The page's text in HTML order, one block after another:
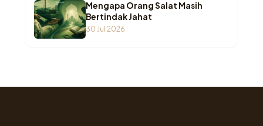
Mengapa Orang Salat Masih
Bertindak Jahat
30 Jul 2026